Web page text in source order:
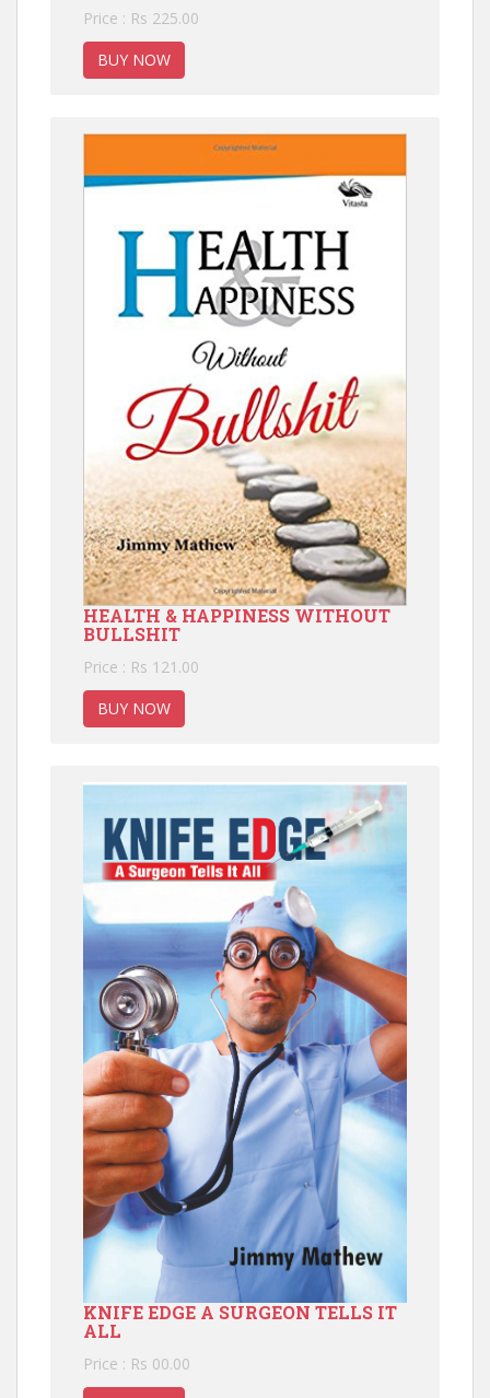
Price : Rs 225.00
BUY NOW
HEALTH & HAPPINESS WITHOUT
BULLSHIT
Price : Rs 121.00
BUY NOW
KNIFE EDGE A SURGEON TELLS IT
ALL
Price : Rs 00.00